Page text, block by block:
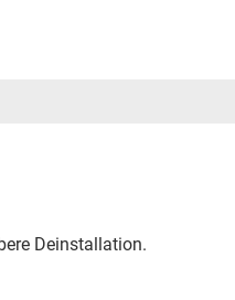
Deinstallation.